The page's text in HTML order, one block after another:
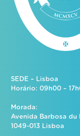
SEDE – Lisboa
Horário: 09h00 –
Morada:
Avenida Barbosa du
1049-013 Lisboa